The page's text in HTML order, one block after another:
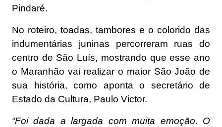
Pindaré.
No roteiro, toadas, tambores e o colorido das
indumentárias juninas percorreram ruas do
centro de São Luís, mostrando que esse ano
o Maranhão vai realizar o maior São João de
sua história, como aponta o secretário de
Estado da Cultura, Paulo Victor.
“Foi dada a largada com muita emoção. O